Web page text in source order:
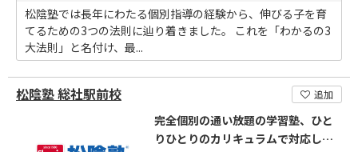
松陰塾では長年にわたる個別指導の経験から、伸びる子を育
てるための3つの法則に辿り着きました。 これを「わかるの3
大法則」と名付け、最...
松陰塾 総社駅前校 追加
完全個別の通い放題の学習塾、ひと
りひとりのカリキュラムで対応しま